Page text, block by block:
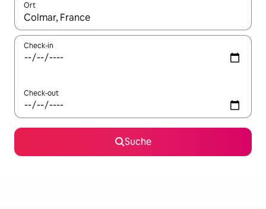
Ort
Wenn Ergebnisse verfügbar sind, navigiere mit den
Check-in
Check-out
Suche